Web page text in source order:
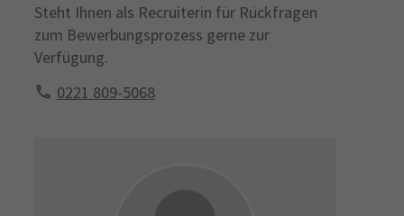
Steht Ihnen als Recruiterin für Rückfragen
zum Bewerbungsprozess gerne zur
Verfügung.
0221 809-5068